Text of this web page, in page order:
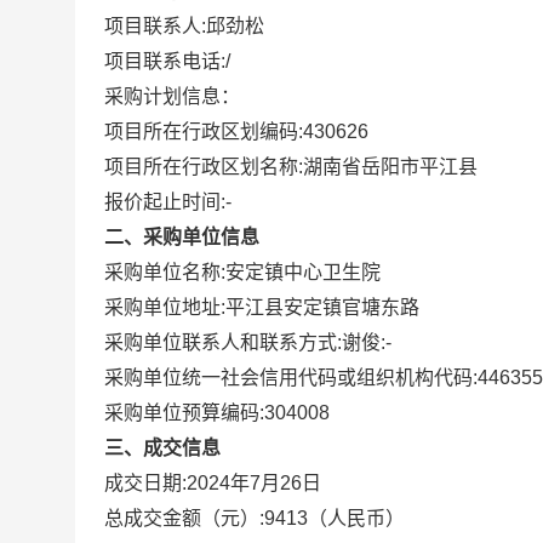
项目联系人: 邱劲松
项目联系电话:/
采购计划信息：
项目所在行政区划编码:430626
项目所在行政区划名称:湖南省岳阳市平江县
报价起止时间:-
二、采购单位信息
采购单位名称:安定镇中心卫生院
采购单位地址:平江县安定镇官塘东路
采购单位联系人和联系方式:谢俊:-
采购单位统一社会信用代码或组织机构代码:
采购单位预算编码:304008
三、成交信息
成交日期:2024年7月26日
总成交金额（元）:9413 （人民币）